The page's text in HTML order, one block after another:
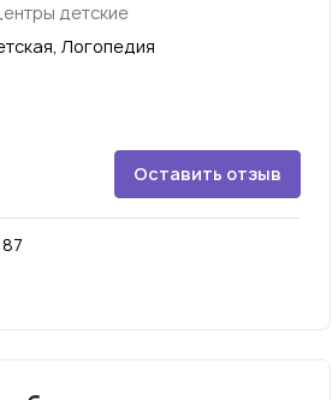
детские
Логопедия
Оставить отзыв